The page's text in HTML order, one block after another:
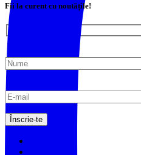
Fii la curent cu noutățile!